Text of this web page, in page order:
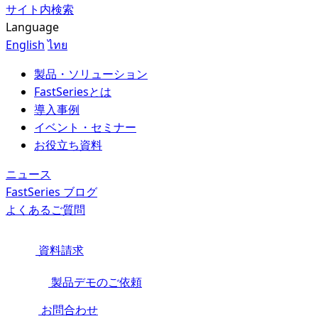
サイト内検索
Language
English ไทย
製品・ソリューション
FastSeriesとは
導入事例
イベント・セミナー
お役立ち資料
ニュース
FastSeries ブログ
よくあるご質問
資料請求
製品デモのご依頼
お問合わせ